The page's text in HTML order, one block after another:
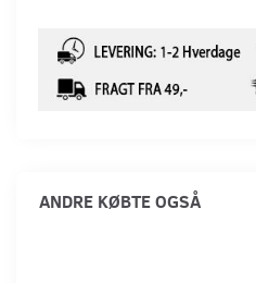
ANDRE KØBTE OGSÅ